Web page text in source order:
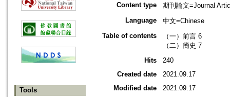
Tools
Content type
期刊論文=Journal
Language
中文=Chinese
Table of contents
（一）前言 6
（二）簡史 7
Hits
240
Created date
2021.09.17
Modified date
2021.09.17